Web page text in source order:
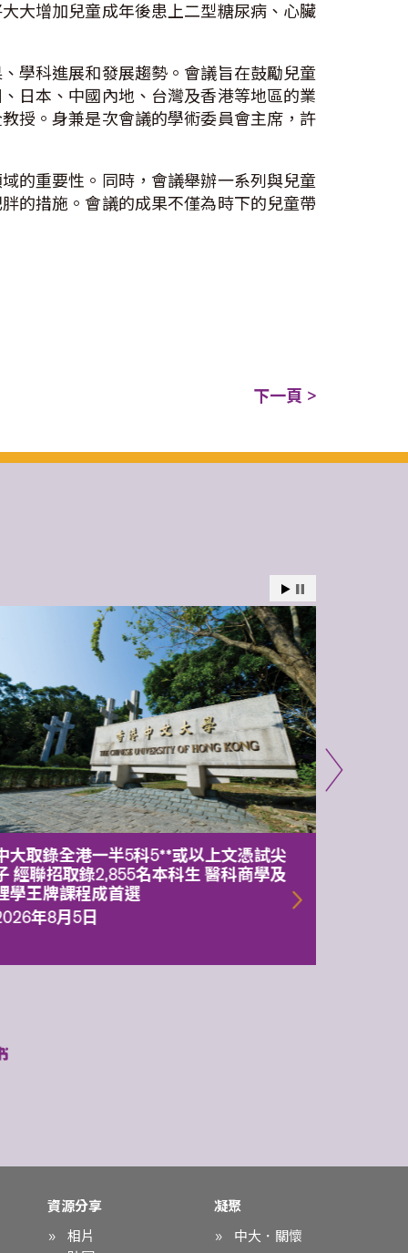
大增加兒童成年後患上二型糖尿病、心臟
學科進展和發展趨勢。會議旨在鼓勵兒童
日本、中國內地、台灣及香港等地區的業
授。身兼是次會議的學術委員會主席，許
的重要性。同時，會議舉辦一系列與兒童
的措施。會議的成果不僅為時下的兒童帶
下一頁 >
大取錄全港一半5科5**或以上文憑試尖
經聯招取錄2,855名本科生 醫科商學及
學王牌課程成首選
年8月5日
資源分享
相片
凝聚
中大．關懷